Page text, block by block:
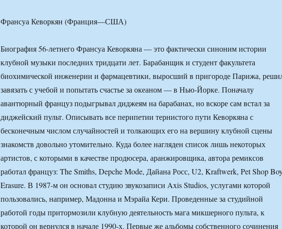
Франсуа Кеворкян (Франция—США)
Биография 56-летнего Франсуа Кеворкяна — это фактически синоним истории
клубной музыки последних тридцати лет. Барабанщик и студент факультета
биохимической инженерии и фармацевтики, выросший в пригороде Парижа,
завязать с учебой и попытать счастье за океаном — в Нью-Йорке. Поначалу
авантюрный француз подыгрывал диджеям на барабанах, но вскоре сам встал за
диджейский пульт. Описывать все перипетии тернистого пути Кеворкяна с
бесконечным числом случайностей и толкающих его на вершину клубной сцены
знакомств довольно утомительно. Куда более нагляден список лишь некоторых
артистов, с которыми в качестве продюсера, аранжировщика, автора ремиксов
работал француз: The Smiths, Depche Mode, Дайана Росс, U2, Kraftwerk, Pet Shop
Erasure. В 1987-м он основал студию звукозаписи Axis Studios, услугами которой
пользовались, например, Мадонна и Мэрайа Кери. Проведенные за студийной
работой годы притормозили клубную деятельность мага микшерного пульта, к
которой он вернулся в начале 1990-х. Первые же альбомы собственного сочинения